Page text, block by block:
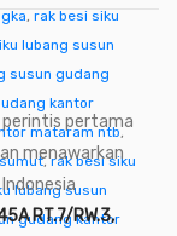
, rak besi siku
lubang susun
susun gudang
kantor
mataram ntb,
,rak besi siku
lubang susun
gudang kantor
pertama
menawarkan
RT.7/RW.3,